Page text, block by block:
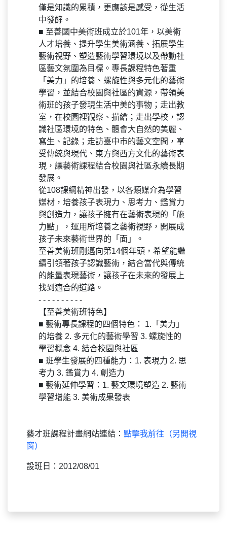
僅是知識的累積，更應該是感受，從生活
中發酵。
■ 至善國中美術班成立於101年，以美術
人才培養、提升學生美術涵養、拓展學生
藝術視野、塑造藝術學習環境以及帶動社
區藝文氛圍為目標。專長課程特色著重
「美力」的培養、螺旋性與多元化的藝術
學習，並結合校園與社區的資源，帶領美
術班的孩子發現生活中美的事物；走出教
室，在校園裡觀察、描繪；走出學校，認
識社區環境的特色、體會大自然的美麗、
寫生、記錄；走訪臺中市的藝文空間，享
受傳統與現代、東方與西方文化的藝術表
現，讓藝術課程結合校園與社區永續長期
發展。
從108課綱精神出發，以各類媒介為學習
媒材，培養孩子表現力、思考力、鑑賞力
與創造力，讓孩子擁有在藝術表現的「施
力點」，運用所培養之藝術視野，開展成
孩子未來藝術世界的「面」。
至善美術班剛邁向第14個年頭，希望能繼
續引領著孩子認識藝術，結合當代與傳統
的能量表現藝術，讓孩子在未來的發展上
找到適合的道路。
- - - - - - - - - -
【至善美術班特色】
■ 藝術專長課程的四個特色： 1.「美力」
的培養 2. 多元化的藝術學習 3. 螺旋性的
學習概念 4. 結合校園與社區
■ 班學生發展的四種能力：1. 表現力 2. 思
考力 3. 鑑賞力 4. 創造力
■ 藝術延伸學習：1. 藝文環境塑造 2. 藝術
學習增能 3. 美術成果發表
藝才班課程計畫網站連結： 點擊我前往（另開視
窗）
設班日：2012/08/01